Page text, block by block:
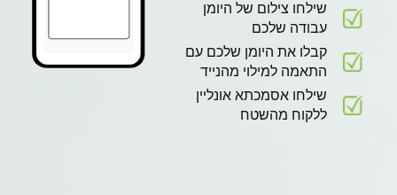
שילחו צילום של היומן
עבודה שלכם
קבלו את היומן שלכם עם
התאמה למילוי מהנייד
שילחו אסמכתא אונליין
ללקוח מהשטח